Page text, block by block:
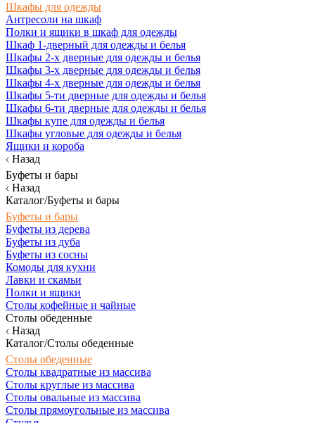
Шкафы для одежды
Антресоли на шкаф
Полки и ящики в шкаф для одежды
Шкаф 1-дверный для одежды и белья
Шкафы 2-х дверные для одежды и белья
Шкафы 3-х дверные для одежды и белья
Шкафы 4-х дверные для одежды и белья
Шкафы 5-ти дверные для одежды и белья
Шкафы 6-ти дверные для одежды и белья
Шкафы купе для одежды и белья
Шкафы угловые для одежды и белья
Ящики и короба
Назад
Буфеты и бары
Назад
Каталог/Буфеты и бары
Буфеты и бары
Буфеты из дерева
Буфеты из дуба
Буфеты из сосны
Комоды для кухни
Лавки и скамьи
Полки и ящики
Столы кофейные и чайные
Столы обеденные
Назад
Каталог/Столы обеденные
Столы обеденные
Столы квадратные из массива
Столы круглые из массива
Столы овальные из массива
Столы прямоугольные из массива